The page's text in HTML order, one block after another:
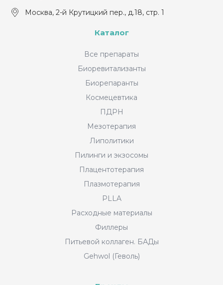
Москва, 2-й Крутицкий пер., д.18, стр. 1
Каталог
Все препараты
Биоревитализанты
Биорепаранты
Космецевтика
ПДРН
Мезотерапия
Липолитики
Пилинги и экзосомы
Плацентотерапия
Плазмотерапия
PLLA
Расходные материалы
Филлеры
Питьевой коллаген. БАДы
Gehwol (Геволь)